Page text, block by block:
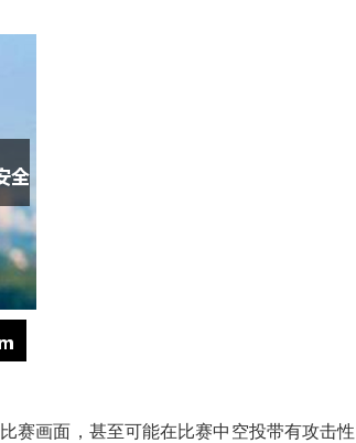
赛画面，甚至可能在比赛中空投带有攻击性